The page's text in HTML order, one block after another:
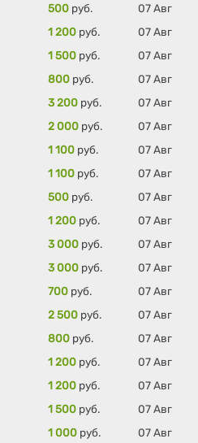
500 руб.
07 Авг
1 200 руб.
07 Авг
1 500 руб.
07 Авг
800 руб.
07 Авг
3 200 руб.
07 Авг
2 000 руб.
07 Авг
1 100 руб.
07 Авг
1 100 руб.
07 Авг
500 руб.
07 Авг
1 200 руб.
07 Авг
3 000 руб.
07 Авг
3 000 руб.
07 Авг
700 руб.
07 Авг
2 500 руб.
07 Авг
800 руб.
07 Авг
1 200 руб.
07 Авг
1 200 руб.
07 Авг
1 500 руб.
07 Авг
1 000 руб.
07 Авг